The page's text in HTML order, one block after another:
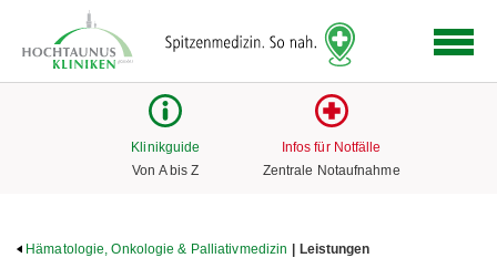
Link
zur
Klinikguide
Von A bis Z
Infos für Notfälle
Zentrale Notaufnahme
Hämatologie, Onkologie & Palliativmedizin | Leistungen